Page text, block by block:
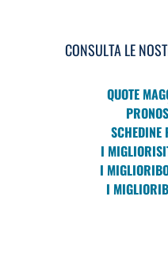
CONSULTA LE
QUOTE
SCHEDINE
I MIGLIORI
I MIGLIORI
I MIGLIORI